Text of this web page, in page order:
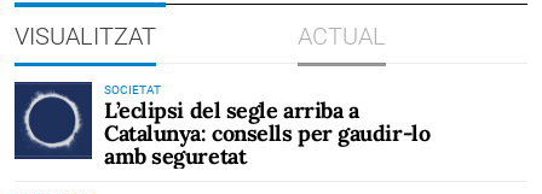
VISUALITZAT ACTUAL
SOCIETAT
L’eclipsi del segle arriba a
Catalunya: consells per gaudir-lo
amb seguretat